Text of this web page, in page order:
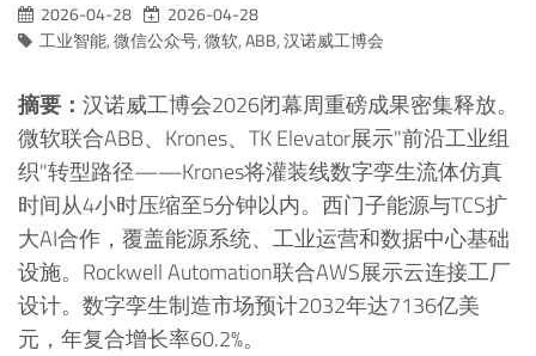
2026-04-28
2026-04-28
工业智能,微信公众号,微软,ABB,汉诺威工博会
摘要： 汉诺威工博会2026闭幕周重磅成果密集释放。
微软联合ABB、Krones、TK Elevator展示"前沿工业组
织"转型路径——Krones将灌装线数字孪生流体仿真
时间从4小时压缩至5分钟以内。西门子能源与TCS扩
大AI合作，覆盖能源系统、工业运营和数据中心基础
设施。Rockwell Automation联合AWS展示云连接工厂
设计。数字孪生制造市场预计2032年达7136亿美
元，年复合增长率60.2%。